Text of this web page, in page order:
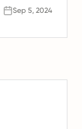
Sep 5, 2024